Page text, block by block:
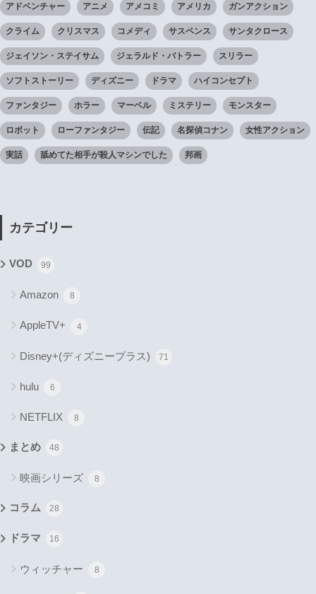
アドベンチャー アニメ アメコミ アメリカ ガンアクション
クライム クリスマス コメディ サスペンス サンタクロース
ジェイソン・ステイサム ジェラルド・バトラー スリラー
ソフトストーリー ディズニー ドラマ ハイコンセプト
ファンタジー ホラー マーベル ミステリー モンスター
ロボット ローファンタジー 伝記 名探偵コナン 女性アクション
実話 舐めてた相手が殺人マシンでした 邦画
カテゴリー
VOD 99
Amazon 8
AppleTV+ 4
Disney+(ディズニープラス) 71
hulu 6
NETFLIX 8
まとめ 48
映画シリーズ 8
コラム 28
ドラマ 16
ウィッチャー 8